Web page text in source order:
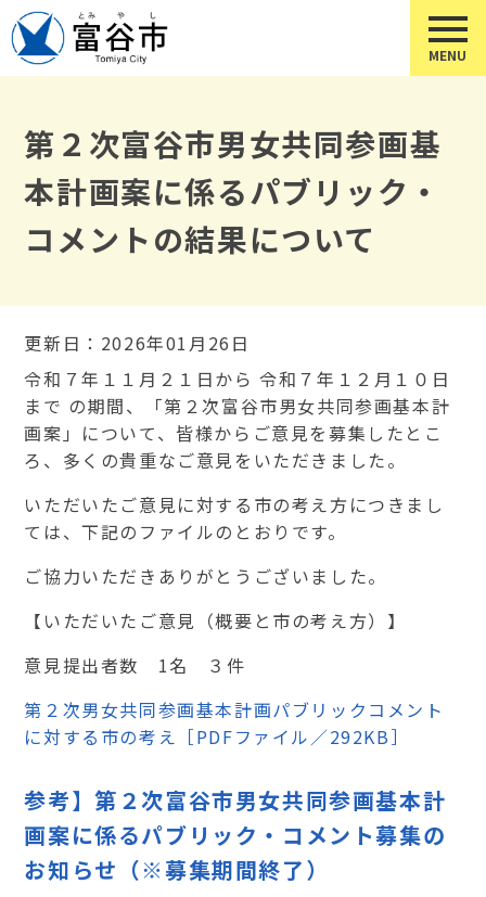
第２次富谷市男女共同参画基
本計画案に係るパブリック・
コメントの結果について
更新日：2026年01月26日
令和７年１１月２１日から 令和７年１２月１０日
まで の期間、「第２次富谷市男女共同参画基本計
画案」について、皆様からご意見を募集したとこ
ろ、多くの貴重なご意見をいただきました。
いただいたご意見に対する市の考え方につきまし
ては、下記のファイルのとおりです。
ご協力いただきありがとうございました。
【いただいたご意見（概要と市の考え方）】
意見提出者数 1名 ３件
第２次男女共同参画基本計画パブリックコメント
に対する市の考え［PDFファイル／292KB］
参考】第２次富谷市男女共同参画基本計
画案に係るパブリック・コメント募集の
お知らせ（※募集期間終了）